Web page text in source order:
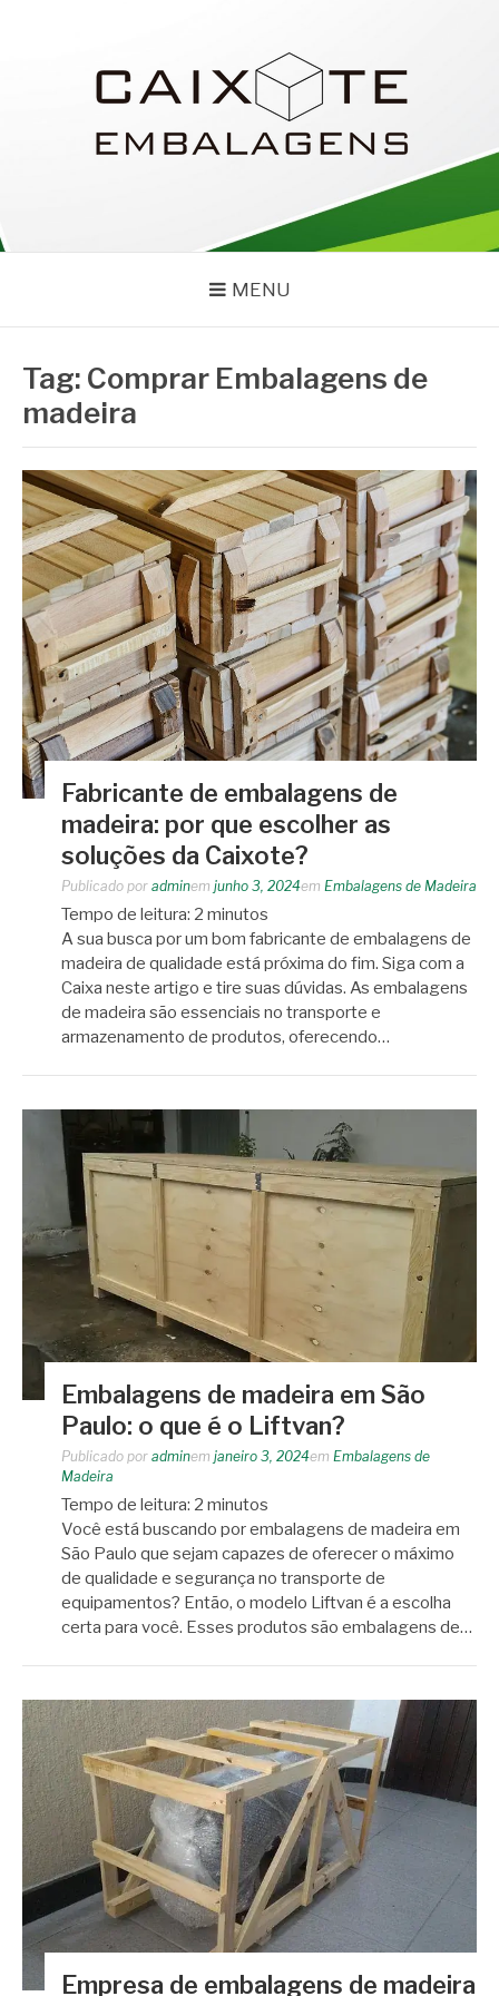
MENU
Tag: Comprar Embalagens de
madeira
Fabricante de embalagens de
madeira: por que escolher as
soluções da Caixote?
Publicado por adminem junho 3, 2024em Embalagens de Madeira
Tempo de leitura: 2 minutos
A sua busca por um bom fabricante de embalagens de
madeira de qualidade está próxima do fim. Siga com a
Caixa neste artigo e tire suas dúvidas. As embalagens
de madeira são essenciais no transporte e
armazenamento de produtos, oferecendo…
Embalagens de madeira em São
Paulo: o que é o Liftvan?
Publicado por adminem janeiro 3, 2024em Embalagens de
Madeira
Tempo de leitura: 2 minutos
Você está buscando por embalagens de madeira em
São Paulo que sejam capazes de oferecer o máximo
de qualidade e segurança no transporte de
equipamentos? Então, o modelo Liftvan é a escolha
certa para você. Esses produtos são embalagens de…
Empresa de embalagens de madeira